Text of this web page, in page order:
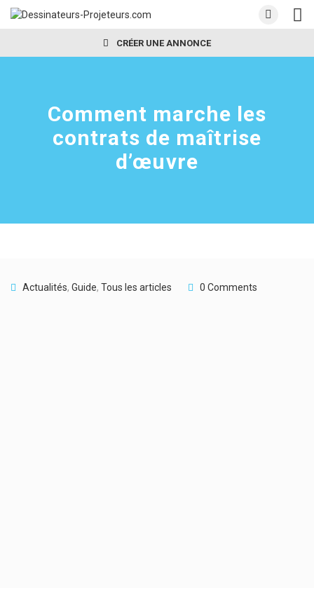
CRÉER UNE ANNONCE
Comment marche les
contrats de maîtrise
d’œuvre
Actualités, Guide, Tous les articles 0 Comments